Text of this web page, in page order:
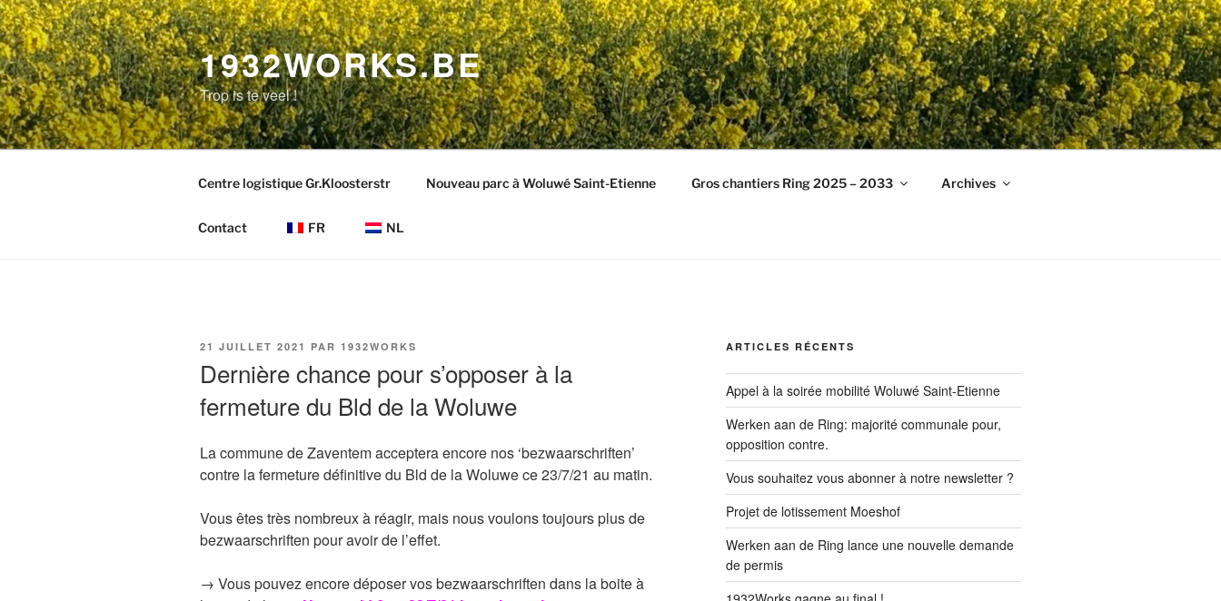
Aller
au
contenu
principal
1932WORKS.BE
Trop is te veel !
Centre logistique Gr.Kloosterstr Nouveau parc à Woluwé Saint-Etienne Gros chantiers Ring 2025 – 2033 Archives
Contact FR NL
PUBLIÉ
21 JUILLET 2021 PAR 1932WORKS
Dernière chance pour s’opposer à la
fermeture du Bld de la Woluwe
La commune de Zaventem acceptera encore nos ‘bezwaarschriften’
contre la fermeture définitive du Bld de la Woluwe ce 23/7/21 au matin.
Vous êtes très nombreux à réagir, mais nous voulons toujours plus de
bezwaarschriften pour avoir de l’effet.
→ Vous pouvez encore déposer vos bezwaarschriften dans la boite à
ARTICLES RÉCENTS
Appel à la soirée mobilité Woluwé Saint-Etienne
Werken aan de Ring: majorité communale pour,
opposition contre.
Vous souhaitez vous abonner à notre newsletter ?
Projet de lotissement Moeshof
Werken aan de Ring lance une nouvelle demande
de permis